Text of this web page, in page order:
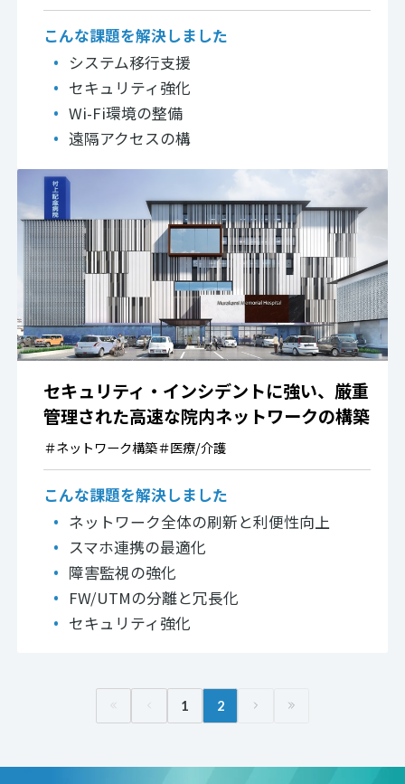
こんな課題を解決しました
システム移行支援
セキュリティ強化
Wi-Fi環境の整備
遠隔アクセスの構
セキュリティ・インシデントに強い、厳重
管理された高速な院内ネットワークの構築
＃ネットワーク構築＃医療/介護
こんな課題を解決しました
ネットワーク全体の刷新と利便性向上
スマホ連携の最適化
障害監視の強化
FW/UTMの分離と冗長化
セキュリティ強化
1 2